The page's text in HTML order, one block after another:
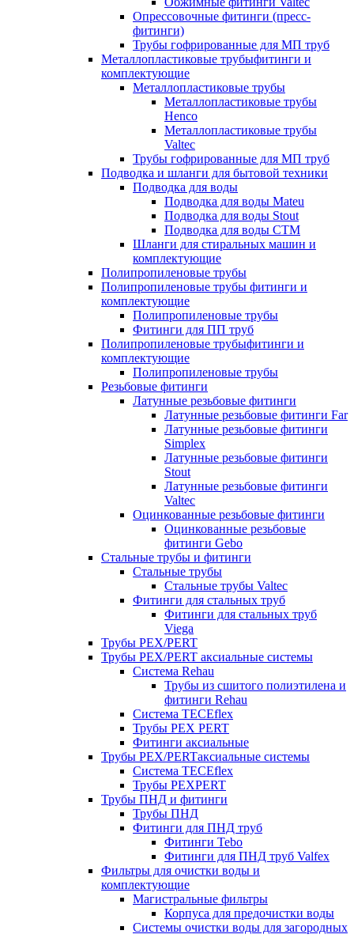
Опрессовочные фитинги (пресс-
фитинги)
Трубы гофрированные для МП труб
Металлопластиковые трубыфитинги и
комплектующие
Металлопластиковые трубы
Металлопластиковые трубы
Henco
Металлопластиковые трубы
Valtec
Трубы гофрированные для МП труб
Подводка и шланги для бытовой техники
Подводка для воды
Подводка для воды Mateu
Подводка для воды Stout
Подводка для воды СТМ
Шланги для стиральных машин и
комплектующие
Полипропиленовые трубы
Полипропиленовые трубы фитинги и
комплектующие
Полипропиленовые трубы
Фитинги для ПП труб
Полипропиленовые трубыфитинги и
комплектующие
Полипропиленовые трубы
Резьбовые фитинги
Латунные резьбовые фитинги
Латунные резьбовые фитинги Far
Латунные резьбовые фитинги
Simplex
Латунные резьбовые фитинги
Stout
Латунные резьбовые фитинги
Valtec
Оцинкованные резьбовые фитинги
Оцинкованные резьбовые
фитинги Gebo
Стальные трубы и фитинги
Стальные трубы
Стальные трубы Valtec
Фитинги для стальных труб
Фитинги для стальных труб
Viega
Трубы PEX/PERT
Трубы PEX/PERT аксиальные системы
Система Rehau
Трубы из сшитого полиэтилена и
фитинги Rehau
Система TECEflex
Трубы PEX PERT
Фитинги аксиальные
Трубы PEX/PERTаксиальные системы
Система TECEflex
Трубы PEXPERT
Трубы ПНД и фитинги
Трубы ПНД
Фитинги для ПНД труб
Фитинги Tebo
Фитинги для ПНД труб Valfex
Фильтры для очистки воды и
комплектующие
Магистральные фильтры
Корпуса для предочистки воды
Системы очистки воды для загородных